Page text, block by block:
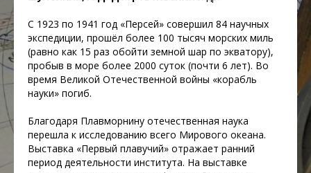
С 1923 по 1941 год «Персей» совершил 84 научных
экспедиции, прошёл более 100 тысяч морских миль
(равно как 15 раз обойти земной шар по экватору),
пробыв в море более 2000 суток (почти 6 лет). Во
время Великой Отечественной войны «корабль
науки» погиб.
Благодаря Плавморнину отечественная наука
перешла к исследованию всего Мирового океана.
Выставка «Первый плавучий» отражает ранний
период деятельности института. На выставке